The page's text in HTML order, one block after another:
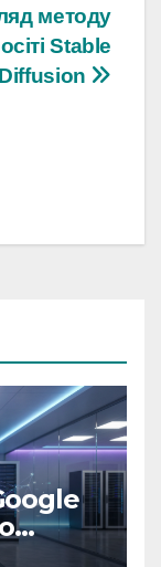
методу
Stable
Diffusion